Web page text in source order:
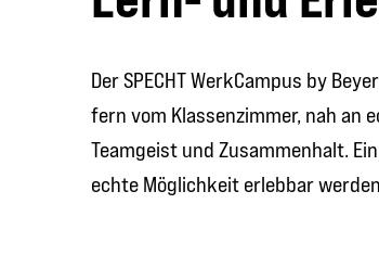
Der SPECHT WerkCampus by
fern vom Klassenzimmer, nah an
Teamgeist und Zusammenhalt.
echte Möglichkeit erlebbar